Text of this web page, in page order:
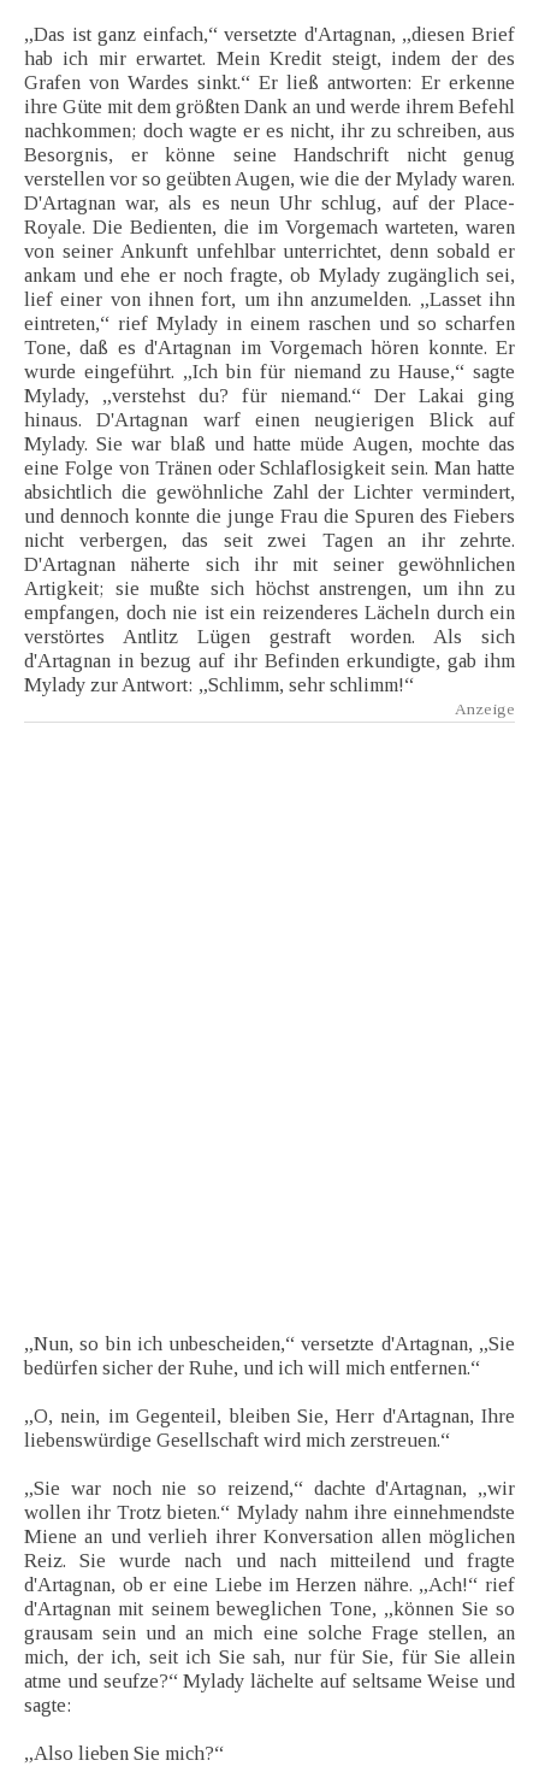
„Das ist ganz einfach,“ versetzte d'Artagnan, „diesen Brief
hab ich mir erwartet. Mein Kredit steigt, indem der des
Grafen von Wardes sinkt.“ Er ließ antworten: Er erkenne
ihre Güte mit dem größten Dank an und werde ihrem Befehl
nachkommen; doch wagte er es nicht, ihr zu schreiben, aus
Besorgnis, er könne seine Handschrift nicht genug
verstellen vor so geübten Augen, wie die der Mylady waren.
D'Artagnan war, als es neun Uhr schlug, auf der Place-
Royale. Die Bedienten, die im Vorgemach warteten, waren
von seiner Ankunft unfehlbar unterrichtet, denn sobald er
ankam und ehe er noch fragte, ob Mylady zugänglich sei,
lief einer von ihnen fort, um ihn anzumelden. „Lasset ihn
eintreten,“ rief Mylady in einem raschen und so scharfen
Tone, daß es d'Artagnan im Vorgemach hören konnte. Er
wurde eingeführt. „Ich bin für niemand zu Hause,“ sagte
Mylady, „verstehst du? für niemand.“ Der Lakai ging
hinaus. D'Artagnan warf einen neugierigen Blick auf
Mylady. Sie war blaß und hatte müde Augen, mochte das
eine Folge von Tränen oder Schlaflosigkeit sein. Man hatte
absichtlich die gewöhnliche Zahl der Lichter vermindert,
und dennoch konnte die junge Frau die Spuren des Fiebers
nicht verbergen, das seit zwei Tagen an ihr zehrte.
D'Artagnan näherte sich ihr mit seiner gewöhnlichen
Artigkeit; sie mußte sich höchst anstrengen, um ihn zu
empfangen, doch nie ist ein reizenderes Lächeln durch ein
verstörtes Antlitz Lügen gestraft worden. Als sich
d'Artagnan in bezug auf ihr Befinden erkundigte, gab ihm
Mylady zur Antwort: „Schlimm, sehr schlimm!“
„Nun, so bin ich unbescheiden,“ versetzte d'Artagnan, „Sie
bedürfen sicher der Ruhe, und ich will mich entfernen.“
„O, nein, im Gegenteil, bleiben Sie, Herr d'Artagnan, Ihre
liebenswürdige Gesellschaft wird mich zerstreuen.“
„Sie war noch nie so reizend,“ dachte d'Artagnan, „wir
wollen ihr Trotz bieten.“ Mylady nahm ihre einnehmendste
Miene an und verlieh ihrer Konversation allen möglichen
Reiz. Sie wurde nach und nach mitteilend und fragte
d'Artagnan, ob er eine Liebe im Herzen nähre. „Ach!“ rief
d'Artagnan mit seinem beweglichen Tone, „können Sie so
grausam sein und an mich eine solche Frage stellen, an
mich, der ich, seit ich Sie sah, nur für Sie, für Sie allein
atme und seufze?“ Mylady lächelte auf seltsame Weise und
sagte:
„Also lieben Sie mich?“